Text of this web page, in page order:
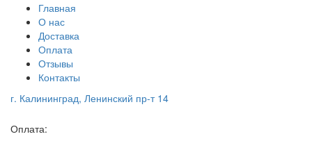
Главная
О нас
Доставка
Оплата
Отзывы
Контакты
г. Калининград, Ленинский пр-т 14
Оплата: